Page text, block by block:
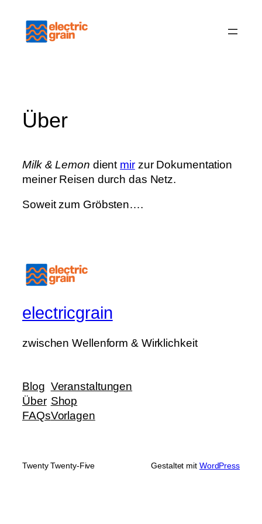
Inhalt
springen
Über
Milk & Lemon dient mirzur Dokumentation
meiner Reisen durch das Netz.
Soweit zum Gröbsten….
electricgrain
zwischen Wellenform & Wirklichkeit
Blog
Über
FAQs
Veranstaltungen
Shop
Vorlagen
Twenty Twenty-Five Gestaltet mit WordPress